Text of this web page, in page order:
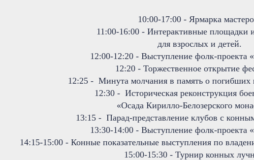
10:00-17:00 - Ярмарка
11:00-16:00 - Интерактивные площадки
для взрослых и детей.
12:00-12:20 - Выступление фолк-проекта
12:20 - Торжественное открытие
12:25 - Минута молчания в память о погибших
12:30 - Историческая реконструкция
«Осада Кирилло-Белозерского
13:15 - Парад-представление клубов с
13:30-14:00 - Выступление фолк-проекта
14:15-15:00 - Конные показательные выступления по
15:00-15:30 - Турнир конных